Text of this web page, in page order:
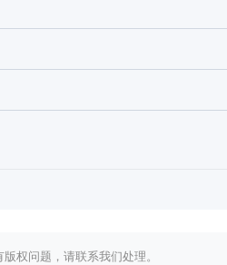
权问题，请联系我们处理。